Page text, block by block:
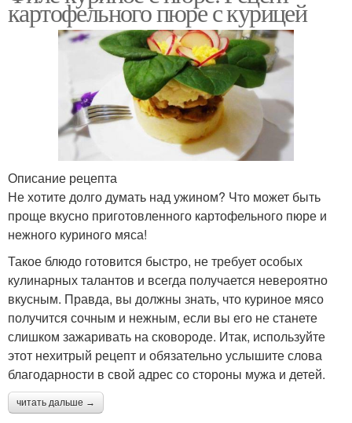
картофельного пюре с курицей
Описание рецепта
Не хотите долго думать над ужином? Что может быть
проще вкусно приготовленного картофельного пюре и
нежного куриного мяса!
Такое блюдо готовится быстро, не требует особых
кулинарных талантов и всегда получается невероятно
вкусным. Правда, вы должны знать, что куриное мясо
получится сочным и нежным, если вы его не станете
слишком зажаривать на сковороде. Итак, используйте
этот нехитрый рецепт и обязательно услышите слова
благодарности в свой адрес со стороны мужа и детей.
читать дальше →